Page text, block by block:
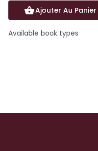
Ajouter Au Panier
Available book types